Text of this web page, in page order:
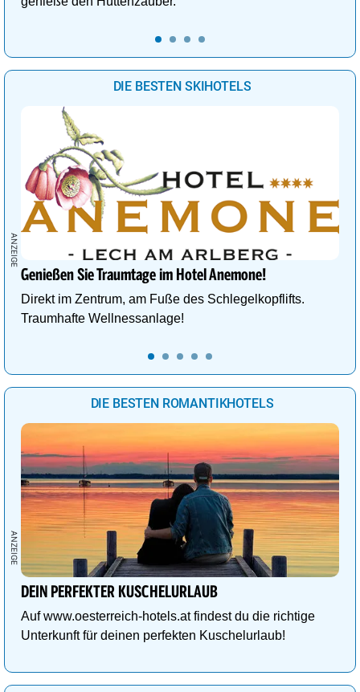
DIE BESTEN SKIHOTELS
Genießen Sie Traumtage im Hotel Anemone!
Direkt im Zentrum, am Fuße des Schlegelkopflifts.
Traumhafte Wellnessanlage!
DIE BESTEN ROMANTIKHOTELS
DEIN PERFEKTER KUSCHELURLAUB
Auf www.oesterreich-hotels.at findest du die richtige
Unterkunft für deinen perfekten Kuschelurlaub!